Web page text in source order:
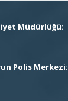
Müdürlüğü:
Polis Merkezi: